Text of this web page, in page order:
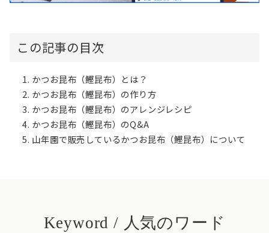
この記事の目次
かつお昆布（鰹昆布）とは？
かつお昆布（鰹昆布）の作り方
かつお昆布（鰹昆布）のアレンジレシピ
かつお昆布（鰹昆布）のQ&A
山年園で販売しているかつお昆布（鰹昆布）について
Keyword / 人気のワード